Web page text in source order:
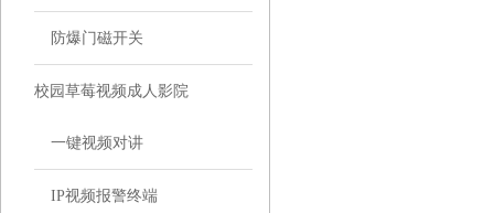
防爆门磁开关
校园草莓视频成人影院
一键视频对讲
IP视频报警终端